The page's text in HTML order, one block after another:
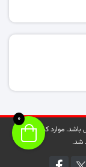
موارد کپی شده از
شد.
0